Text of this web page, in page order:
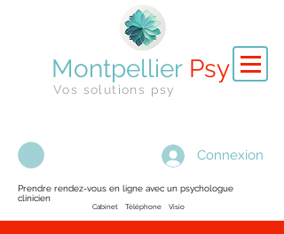
Montpellier Psy
Vos solutions psy
Connexion
Prendre rendez-vous en ligne avec un psychologue
clinicien
Cabinet Téléphone Visio